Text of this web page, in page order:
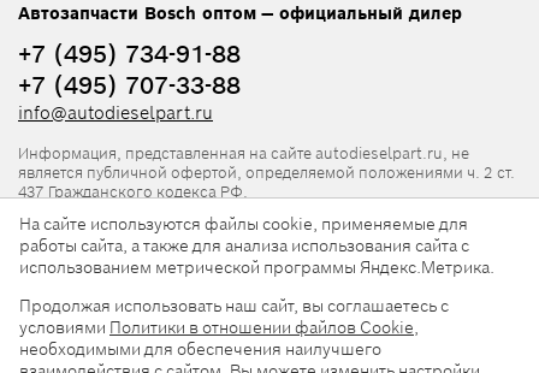
Автозапчасти Bosch оптом — официальный дилер
+7 (495) 734-91-88
+7 (495) 707-33-88
info@autodieselpart.ru
Информация, представленная на сайте autodieselpart.ru, не
является публичной офертой, определяемой положениями ч. 2 ст.
437 Гражданского кодекса РФ.
Нормативная документация
ADP в социальных сетях
На сайте используются файлы cookie, применяемые для
работы сайта, а также для анализа использования сайта с
использованием метрической программы Яндекс.Метрика.
Продолжая использовать наш сайт, вы соглашаетесь с
условиями Политики в отношении файлов Cookie,
необходимыми для обеспечения наилучшего